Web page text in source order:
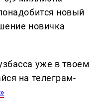
новый
новичка
уже в твоем
на телеграм-